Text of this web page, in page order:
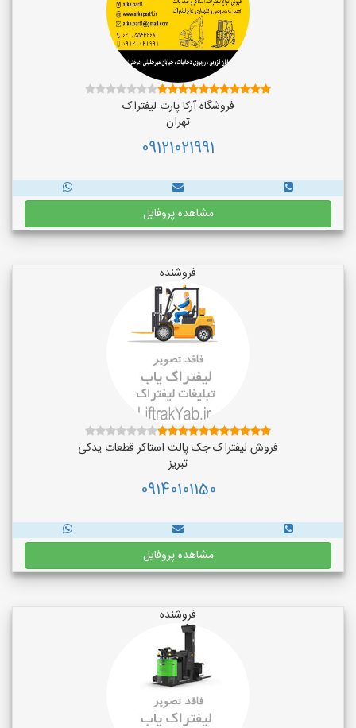
فروشگاه آرکا پارت لیفتراک
تهران
09121021991
مشاهده پروفایل
فروشنده
فروش لیفتراک جک پالت استاکر قطعات یدکی
تبریز
09140101150
مشاهده پروفایل
فروشنده